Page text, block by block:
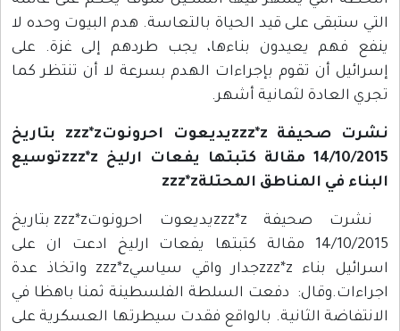
التي ستبقى على قيد الحياة بالتعاسة. هدم البيوت وحده لا
ينفع فهم يعيدون بناءها، يجب طردهم إلى غزة. على
إسرائيل أن تقوم بإجراءات الهدم بسرعة لا أن تنتظر كما
تجري العادة لثمانية أشهر.
نشرت صحيفة zzz*zيديعوت احرونوتzzz*z بتاريخ
14/10/2015 مقالة كتبتها يفعات ارليخ zzz*zتوسيع
البناء في المناطق المحتلةzzz*z
نشرت صحيفة zzz*zيديعوت احرونوتzzz*z بتاريخ
14/10/2015 مقالة كتبتها يفعات ارليخ ادعت ان على
اسرائيل بناء zzz*zجدار واقي سياسيzzz*z واتخاذ عدة
اجراءات.وقال: دفعت السلطة الفلسطينة ثمنا باهظا في
الانتفاضة الثانية. بالواقع فقدت سيطرتها العسكرية على